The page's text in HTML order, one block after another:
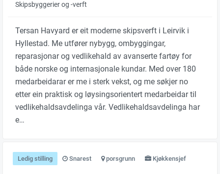
Skipsbyggerier og -verft
Tersan Havyard er eit moderne skipsverft i Leirvik i
Hyllestad. Me utfører nybygg, ombyggingar,
reparasjonar og vedlikehald av avanserte fartøy for
både norske og internasjonale kundar. Med over 180
medarbeidarar er me i sterk vekst, og me søkjer no
etter ein praktisk og løysingsorientert medarbeidar til
vedlikehaldsavdelinga vår. Vedlikehaldsavdelinga har
e…
Ledig stilling Snarest porsgrunn Kjøkkensjef